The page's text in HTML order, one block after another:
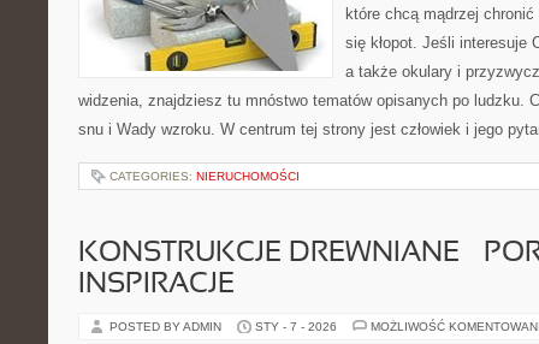
które chcą mądrzej
się kłopot. Jeśli interesuje
a także okulary i
widzenia, znajdziesz tu mnóstwo tematów opisanych po ludzku.
snu i Wady wzroku. W centrum tej strony jest człowiek i jego
CATEGORIES: NIERUCHOMOŚCI
KONSTRUKCJE DREWNIANE –
INSPIRACJE
POSTED BY ADMIN STY - 7 - 2026 MOŻLIWOŚĆ